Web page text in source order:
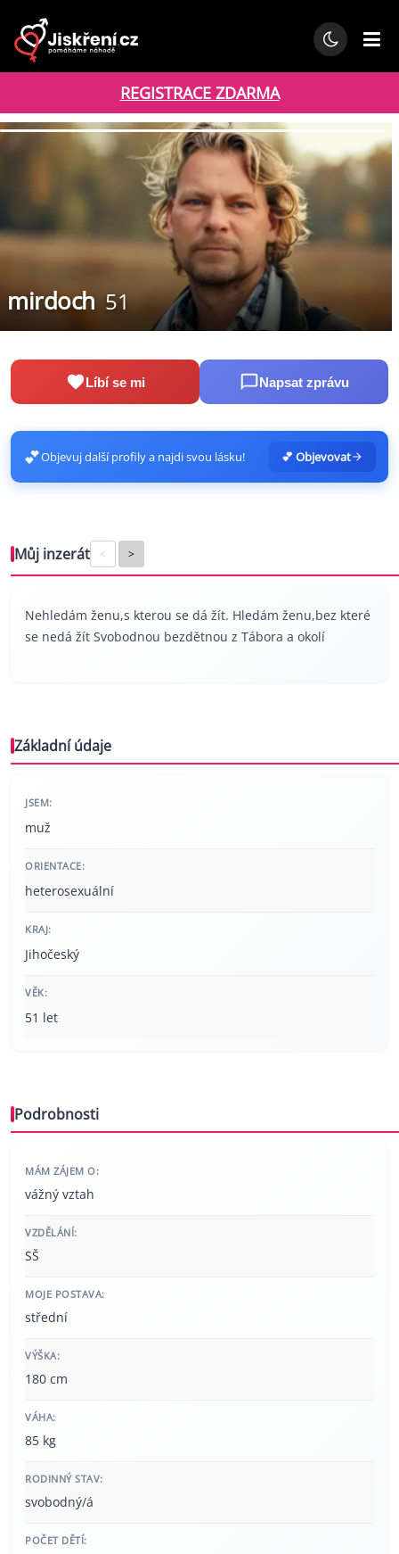
REGISTRACE ZDARMA
mirdoch 51
Líbí se mi Napsat zprávu
💕Objevuj další profily a najdi svou lásku! 💕 Objevovat
Můj inzerát < >
Nehledám ženu,s kterou se dá žít. Hledám ženu,bez které
se nedá žít Svobodnou bezdětnou z Tábora a okolí
Základní údaje
JSEM:
muž
ORIENTACE:
heterosexuální
KRAJ:
Jihočeský
VĚK:
51 let
Podrobnosti
MÁM ZÁJEM O:
vážný vztah
VZDĚLÁNÍ:
SŠ
MOJE POSTAVA:
střední
VÝŠKA:
180 cm
VÁHA:
85 kg
RODINNÝ STAV:
svobodný/á
POČET DĚTÍ: